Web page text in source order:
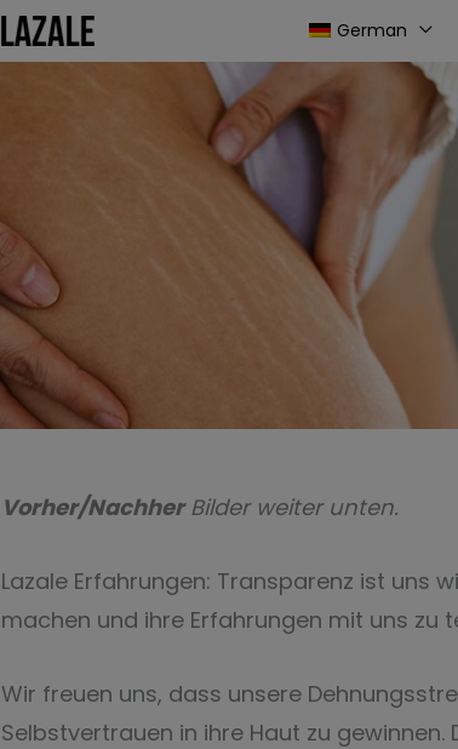
German
Vorher/NachherBilder weiter unten.
Lazale Erfahrungen: Transparenz ist uns
machen und ihre Erfahrungen mit uns zu
Wir freuen uns, dass unsere
Selbstvertrauen in ihre Haut zu